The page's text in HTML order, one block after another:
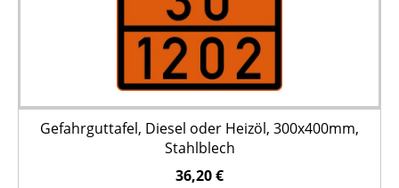
Gefahrguttafel, Diesel oder Heizöl, 300x400mm,
Stahlblech
36,20 €